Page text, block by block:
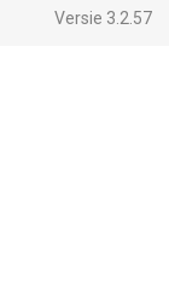
uitschakelen op
Versie 3.2.57